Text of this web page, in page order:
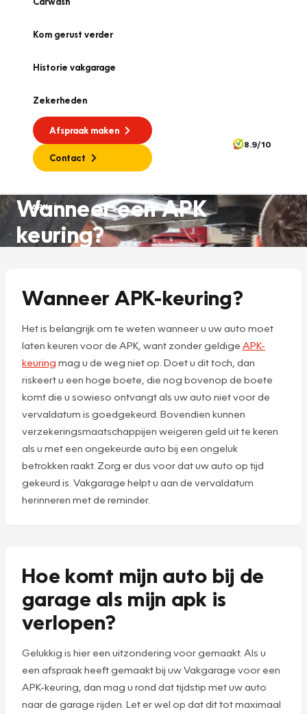
Kom gerust verder
Historie vakgarage
Zekerheden
Afspraak maken
Contact
8.9/10
APK
Wanneer een APK
keuring?
Wanneer APK-keuring?
Het is belangrijk om te weten wanneer u uw auto moet
laten keuren voor de APK, want zonder geldige APK-
keuring mag u de weg niet op. Doet u dit toch, dan
riskeert u een hoge boete, die nog bovenop de boete
komt die u sowieso ontvangt als uw auto niet voor de
vervaldatum is goedgekeurd. Bovendien kunnen
verzekeringsmaatschappijen weigeren geld uit te keren
als u met een ongekeurde auto bij een ongeluk
betrokken raakt. Zorg er dus voor dat uw auto op tijd
gekeurd is. Vakgarage helpt u aan de vervaldatum
herinneren met de reminder.
Hoe komt mijn auto bij de
garage als mijn apk is
verlopen?
Gelukkig is hier een uitzondering voor gemaakt. Als u
een afspraak heeft gemaakt bij uw Vakgarage voor een
APK-keuring, dan mag u rond dat tijdstip met uw auto
naar de garage rijden. Let er wel op dat dit tot maximaal